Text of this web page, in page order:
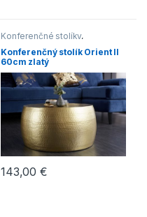
Konferenčné stolíky,
Konferenčné stolíky v
industriálnom štýle
Konferenčné stolíky v
modernom štýle,Novinky,
Konferenčný stolík Orient II
60cm zlatý
143,00€